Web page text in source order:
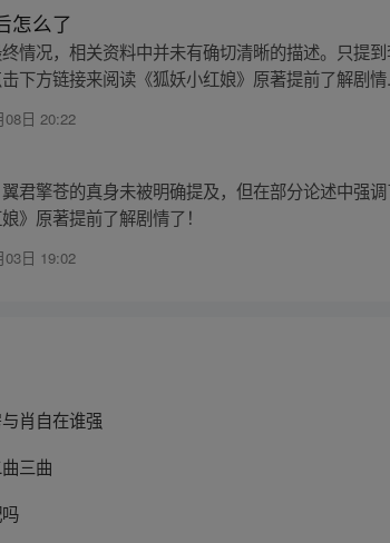
怎么了
情况，相关资料中并未有确切清晰的描述。只提
下方链接来阅读《狐妖小红娘》原著提前了解剧情
08日 20:22
君擎苍的真身未被明确提及，但在部分论述中强
》原著提前了解剧情了！
03日 19:02
肖自在谁强
三曲